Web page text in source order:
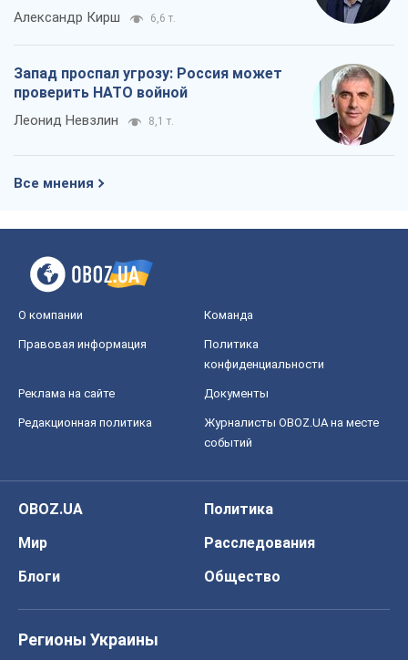
Александр Кирш 6,6 т.
Запад проспал угрозу: Россия может
проверить НАТО войной
Леонид Невзлин 8,1 т.
Все мнения
О компании Команда
Правовая информация
Политика
конфиденциальности
Реклама на сайте Документы
Редакционная политика
Журналисты OBOZ.UA на месте
событий
OBOZ.UA
Политика
Мир
Расследования
Блоги
Общество
Регионы Украины